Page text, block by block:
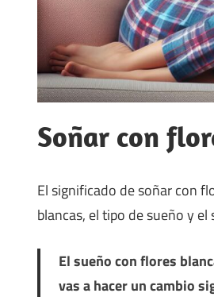
Soñar con
El significado de soñar con
blancas, el tipo de sueño y
El sueño con flores
vas a hacer un cambio